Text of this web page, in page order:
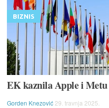
BIZNIS
EK kaznila Apple i Metu
Gorden Knezović 29. travnja 2025.